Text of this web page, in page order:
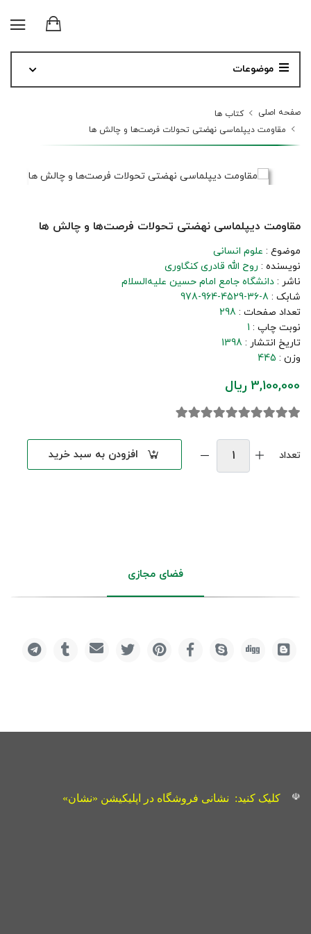
موضوعات
صفحه اصلی
کتاب ها
مقاومت دیپلماسی نهضتی تحولات فرصت‌ها و چالش ها
مقاومت دیپلماسی نهضتی تحولات فرصت‌ها و چالش ها
موضوع : علوم انسانی
نویسنده : روح الله قادری کنگاوری
ناشر : دانشگاه جامع امام حسین علیه‌السلام
شابک : 978-964-4529-36-8
تعداد صفحات : 298
نوبت چاپ : 1
تاریخ انتشار : 1398
وزن : 445
3,100,000 ریال
تعداد افزودن به سبد خرید
فضای مجازی
☫ کلیک کنید: نشانی فروشگاه در اپلیکیشن «نشان»